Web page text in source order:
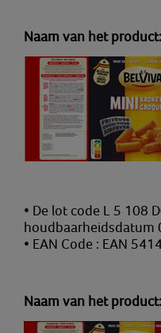
Naam van het
• De lot code L 5 108
houdbaarheidsdatum
• EAN Code : EAN
Naam van het